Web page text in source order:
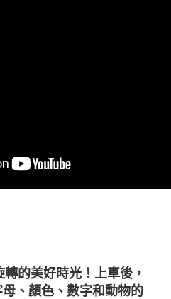
的美好時光！上車後，
、顏色、數字和動物的